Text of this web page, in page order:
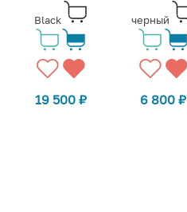
Black
19 500₽
черный
6 800₽